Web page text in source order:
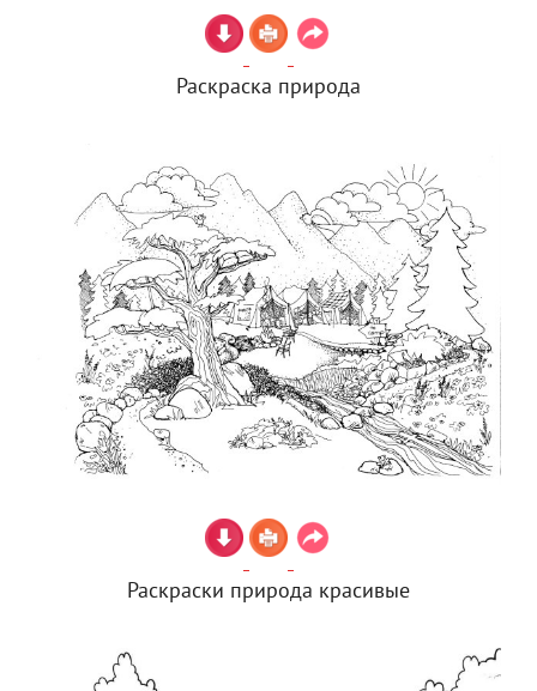
Раскраска природа
Раскраски природа красивые